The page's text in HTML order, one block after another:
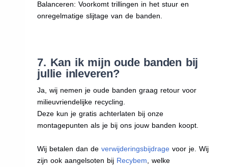
Balanceren: Voorkomt trillingen in het stuur en
onregelmatige slijtage van de banden.
7. Kan ik mijn oude banden bij
jullie inleveren?
Ja, wij nemen je oude banden graag retour voor
milieuvriendelijke recycling.
Deze kun je gratis achterlaten bij onze
montagepunten als je bij ons jouw banden koopt.
Wij betalen dan deverwijderingsbijdrage voor je. Wij
zijn ook aangelsoten bij Recybem , welke